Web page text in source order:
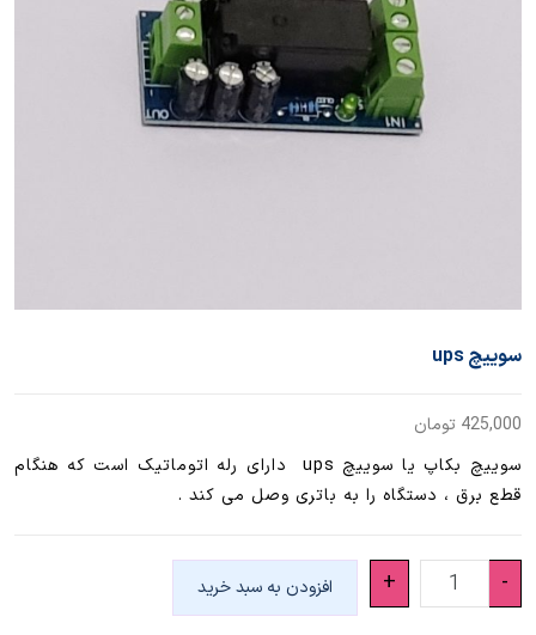
سوییچ ups
425,000 تومان
سوییچ بکاپ یا سوییچ ups دارای رله اتوماتیک است که هنگام
قطع برق ، دستگاه را به باتری وصل می کند .
-
سوییچ
ups
+ افزودن به سبد خرید